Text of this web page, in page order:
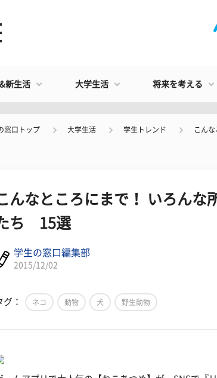
新生活 大学生活 将来を考える
窓口トップ 大学生活 学生トレンド こん
んなところにまで！ いろんな
ち 15選
学生の窓口編集部
2015/12/02
グ： ネコ 動物 犬 野生動物